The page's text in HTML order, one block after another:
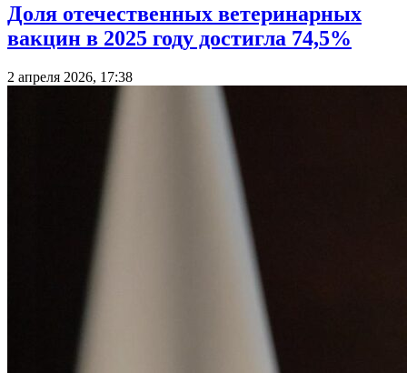
Доля отечественных ветеринарных
вакцин в 2025 году достигла 74,5%
2 апреля 2026, 17:38